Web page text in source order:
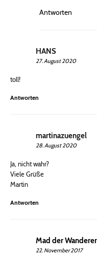
Antworten
HANS
27. August 2020
toll!
Antworten
martinazuengel
28. August 2020
Ja, nicht wahr?
Viele Grüße
Martin
Antworten
Mad der Wanderer
22. November 2017